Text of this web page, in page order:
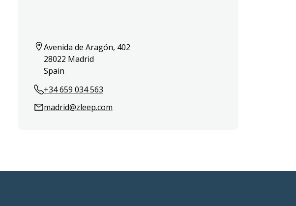
Avenida de Aragón, 402
28022 Madrid
Spain
+34 659 034 563
madrid@zleep.com